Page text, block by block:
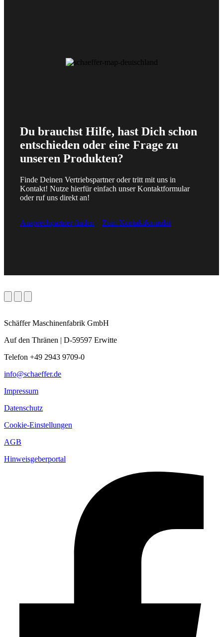
Du brauchst Hilfe, hast Dich schon
entschieden oder eine Frage zu
unseren Produkten?
Finde Deinen Vertriebspartner oder tritt mit uns in
Kontakt! Nutze hierfür einfach unser Kontaktformular
oder ruf uns direkt an!
Ansprechpartner finden Zum Kontaktformular
Schäffer Maschinenfabrik GmbH
Auf den Thränen | D-59597 Erwitte
Telefon +49 2943 9709-0
info@schaeffer.de
Impressum
Datenschutz
Cookie-Einstellungen
AGB
Hinweisgeberportal